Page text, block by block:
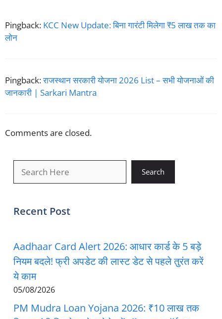
Pingback: KCC New Update: बिना गारंटी मिलेगा ₹5 लाख तक का
लोन
Pingback:राजस्थान सरकारी योजना 2026 List – सभी योजनाओं की
जानकारी | Sarkari Mantra
Comments are closed.
Search
Recent Post
Aadhaar Card Alert 2026: आधार कार्ड के 5 बड़े
नियम बदले! फ्री अपडेट की लास्ट डेट से पहले तुरंत करें
ये काम
05/08/2026
PM Mudra Loan Yojana 2026: ₹10 लाख तक